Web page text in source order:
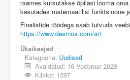
raames kutsutakse õpilasi looma
kasutades matemaatilisi funktsioone
Finalistide töödega saab tutvuda
https://www.desmos.com/art
Üksikasjad
Kategooria: Uudised
Avaldatud: 16 Veebruar 2023
Klikke: 1597